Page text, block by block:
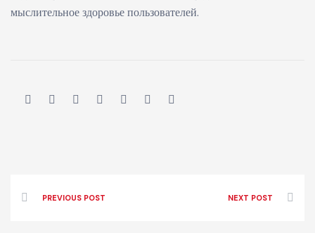
мыслительное здоровье пользователей.
PREVIOUS POST NEXT POST